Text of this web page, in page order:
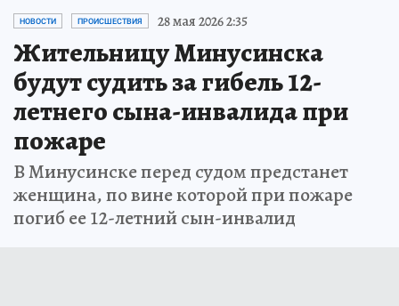
НОВОСТИ ПРОИСШЕСТВИЯ 28 мая 2026 2:35
Жительницу Минусинска
будут судить за гибель 12-
летнего сына-инвалида при
пожаре
В Минусинске перед судом предстанет
женщина, по вине которой при пожаре
погиб ее 12-летний сын-инвалид